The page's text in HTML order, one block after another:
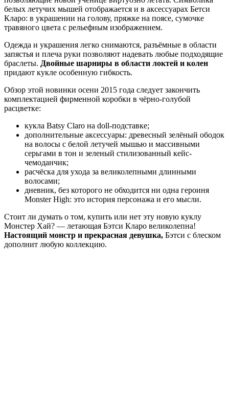
белых летучих мышей отображается и в аксессуарах Бетси
Кларо: в украшении на голову, пряжке на поясе, сумочке
травяного цвета с рельефным изображением.
Одежда и украшения легко снимаются, разъёмные в области
запястья и плеча руки позволяют надевать любые подходящие
браслеты. Двойные шарниры в области локтей и колен
придают кукле особенную гибкость.
Обзор этой новинки осени 2015 года следует закончить
комплектацией фирменной коробки в чёрно-голубой
расцветке:
кукла Batsy Claro на doll-подставке;
дополнительные аксессуары: древесный зелёный ободок
на волосы с белой летучей мышью и массивными
серьгами в тон и зеленый стилизованный кейс-
чемоданчик;
расчёска для ухода за великолепными длинными
волосами;
дневник, без которого не обходится ни одна героиня
Monster High: это история персонажа и его мысли.
Стоит ли думать о том, купить или нет эту новую куклу
Монстер Хай? — летающая Бэтси Кларо великолепна!
Настоящий монстр и прекрасная девушка, Бэтси с блеском
дополнит любую коллекцию.